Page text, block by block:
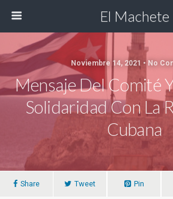
El Machete
Noviembre 14, 2021 • No
Mensaje Del Comité
Solidaridad Con La
Cubana
Share Tweet Pin